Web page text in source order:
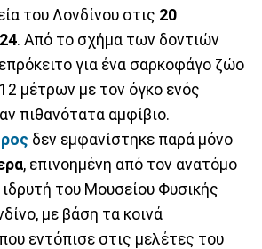
του Λονδίνου στις 20
. Από το σχήμα των δοντιών
για ένα σαρκοφάγο ζώο
μέτρων με τον όγκο ενός
πιθανότατα αμφίβιο.
δεν εμφανίστηκε παρά μόνο
, επινοημένη από τον ανατόμο
ιδρυτή του Μουσείου Φυσικής
με βάση τα κοινά
εντόπισε στις μελέτες του